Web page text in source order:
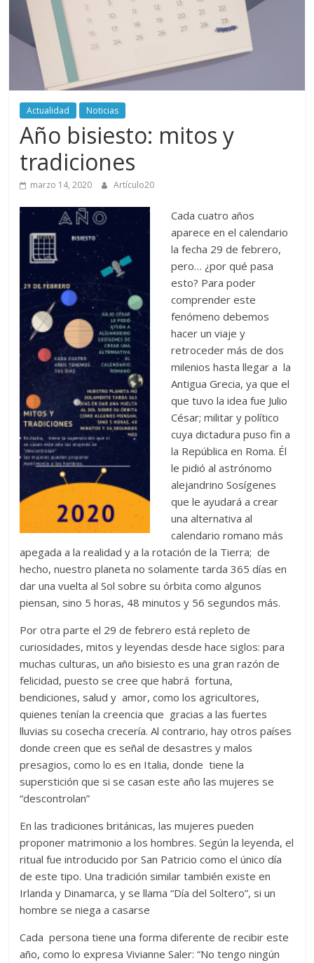
periodismo
digital
del
Politécnico
Grancolombiano
Actualidad Noticias
Año bisiesto: mitos y
tradiciones
marzo 14, 2020 Artículo20
Cada cuatro años
aparece en el calendario
la fecha 29 de febrero,
pero… ¿por qué pasa
esto? Para poder
comprender este
fenómeno debemos
hacer un viaje y
retroceder más de dos
milenios hasta llegar a la
Antigua Grecia, ya que el
que tuvo la idea fue Julio
César; militar y político
cuya dictadura puso fin a
la República en Roma. Él
le pidió al astrónomo
alejandrino Sosígenes
que le ayudará a crear
una alternativa al
calendario romano más
apegada a la realidad y a la rotación de la Tierra; de
hecho, nuestro planeta no solamente tarda 365 días en
dar una vuelta al Sol sobre su órbita como algunos
piensan, sino 5 horas, 48 minutos y 56 segundos más.
Por otra parte el 29 de febrero está repleto de
curiosidades, mitos y leyendas desde hace siglos: para
muchas culturas, un año bisiesto es una gran razón de
felicidad, puesto se cree que habrá fortuna,
bendiciones, salud y amor, como los agricultores,
quienes tenían la creencia que gracias a las fuertes
lluvias su cosecha crecería. Al contrario, hay otros países
donde creen que es señal de desastres y malos
presagios, como lo es en Italia, donde tiene la
superstición que si se casan este año las mujeres se
“descontrolan”
En las tradiciones británicas, las mujeres pueden
proponer matrimonio a los hombres. Según la leyenda, el
ritual fue introducido por San Patricio como el único día
de este tipo. Una tradición similar también existe en
Irlanda y Dinamarca, y se llama “Día del Soltero”, si un
hombre se niega a casarse
Cada persona tiene una forma diferente de recibir este
año, como lo expresa Vivianne Saler: “No tengo ningún